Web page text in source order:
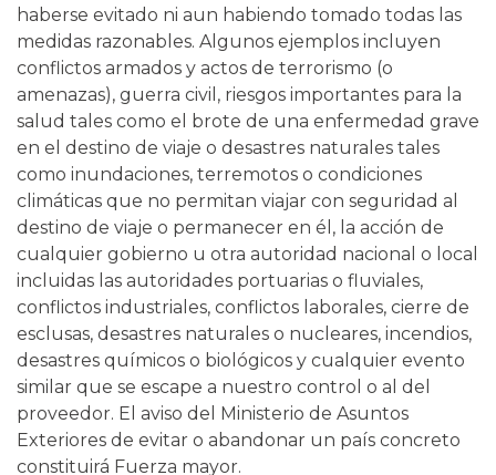
haberse evitado ni aun habiendo tomado todas las
medidas razonables. Algunos ejemplos incluyen
conflictos armados y actos de terrorismo (o
amenazas), guerra civil, riesgos importantes para la
salud tales como el brote de una enfermedad grave
en el destino de viaje o desastres naturales tales
como inundaciones, terremotos o condiciones
climáticas que no permitan viajar con seguridad al
destino de viaje o permanecer en él, la acción de
cualquier gobierno u otra autoridad nacional o local
incluidas las autoridades portuarias o fluviales,
conflictos industriales, conflictos laborales, cierre de
esclusas, desastres naturales o nucleares, incendios,
desastres químicos o biológicos y cualquier evento
similar que se escape a nuestro control o al del
proveedor. El aviso del Ministerio de Asuntos
Exteriores de evitar o abandonar un país concreto
constituirá Fuerza mayor.